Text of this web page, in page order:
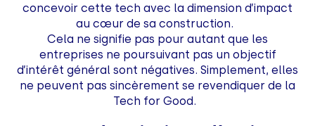
concevoir cette tech avec la dimension d’impact
au cœur de sa construction.
Cela ne signifie pas pour autant que les
entreprises ne poursuivant pas un objectif
d’intérêt général sont négatives. Simplement, elles
ne peuvent pas sincèrement se revendiquer de la
Tech for Good.